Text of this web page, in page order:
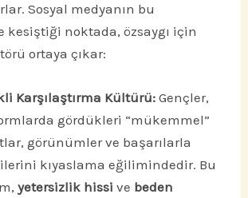
Sosyal medyanın bu
kesiştiği noktada, özsaygı için
ortaya çıkar:
Karşılaştırma Kültürü: Gençler,
gördükleri “mükemmel”
görünümler ve başarılarla
kıyaslama eğilimindedir. Bu
yetersizlik hissi ve beden